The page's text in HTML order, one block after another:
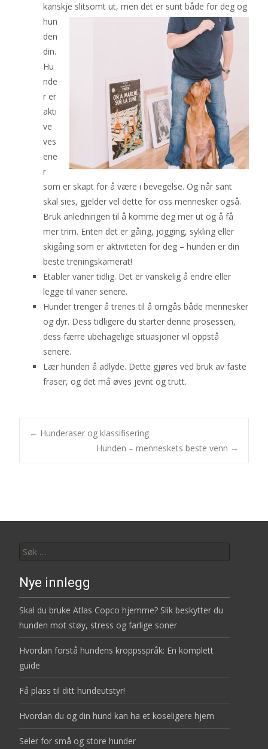
kanskje slitsomt ut, men det er sunt både for deg og
hun
den
din.
Hu
nde
r er
akti
ve
ves
ene
r
som er skapt for å være i bevegelse. Og når sant
skal sies, gjelder vel dette for oss mennesker også.
Bruk anledningen til å komme deg mer ut og å få
mer trim. Enten det er gåing, jogging, sykling eller
skigåing som er aktiviteten for deg – hunden er din
beste treningskamerat!
Etabler vaner tidlig. Det er vanskelig å endre eller
legge til vaner senere.
Hunder trenger å trenes til å omgås både mennesker
og dyr. Dess tidligere du starter denne prosessen,
dess færre ubehagelige situasjoner vil oppstå
senere.
Lær hunden å adlyde. Dette gjøres ved bruk av faste
fraser, og det må øves jevnt og trutt.
Post
← Hunderaser og klassifisering
Hunden – menneskets beste venn →
etter:
Nye innlegg
Skal du bruke Atlas Copco hjemme? Slik beskytter du
hunden mot støy, stress og farlige soner
Hvordan forstå hundens kroppsspråk: En komplett
guide
Få plass til ditt hundeutstyr!
Hvordan du og din hund kan ha et koseligere hjem
Seler for små og store hunder